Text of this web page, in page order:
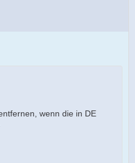
wenn die in DE